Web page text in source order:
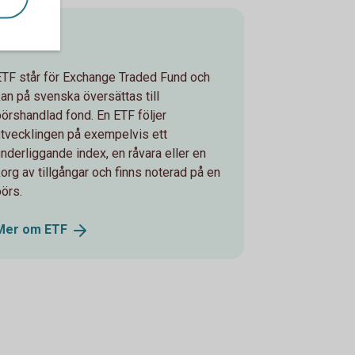
står för Exchange Traded Fund och
på svenska översättas till
fond. En ETF följer
på exempelvis ett
index, en råvara eller en
av tillgångar och finns noterad på en
om ETF